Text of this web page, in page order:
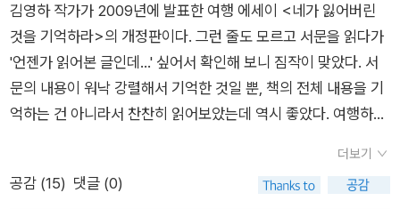
의 삶. 시칠리아에 대한 깊은 이야기들을, 뛰어난 이야기꾼에게
들으며 저도 같이 시칠리아를 여행하는 기분이었습니다.확실히
시대의 이야기꾼은 다릅니다. 낭만적인 시칠리아, 여러분도 저자
를 따라 감상하시길 바랍니다.
김영하 작가가 2009년에 발표한 여행 에세이 <네가 잃어버린
것을 기억하라>의 개정판이다. 그런 줄도 모르고 서문을 읽다가
'언젠가 읽어본 글인데...' 싶어서 확인해 보니 짐작이 맞았다. 서
문의 내용이 워낙 강렬해서 기억한 것일 뿐, 책의 전체 내용을 기
억하는 건 아니라서 찬찬히 읽어보았는데 역시 좋았다. 여행하기
도 하고, 언젠가 상황이 좋아져서 편하게 여행할 수 있게 되면 그
때는 나도 저자를 따라 이탈리아 남부를 여행해보리라 하는 다짐
더보기
공감 (15) 댓글 (0)